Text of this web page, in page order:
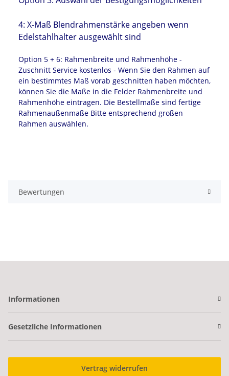
4: X-Maß Blendrahmenstärke angeben wenn
Edelstahlhalter ausgewählt sind
Option 5 + 6: Rahmenbreite und Rahmenhöhe -
Zuschnitt Service kostenlos - Wenn Sie den Rahmen auf
ein bestimmtes Maß vorab geschnitten haben möchten,
können Sie die Maße in die Felder Rahmenbreite und
Rahmenhöhe eintragen. Die Bestellmaße sind fertige
Rahmenaußenmaße Bitte entsprechend großen
Rahmen auswählen.
Bewertungen
Informationen
Gesetzliche Informationen
Vertrag widerrufen